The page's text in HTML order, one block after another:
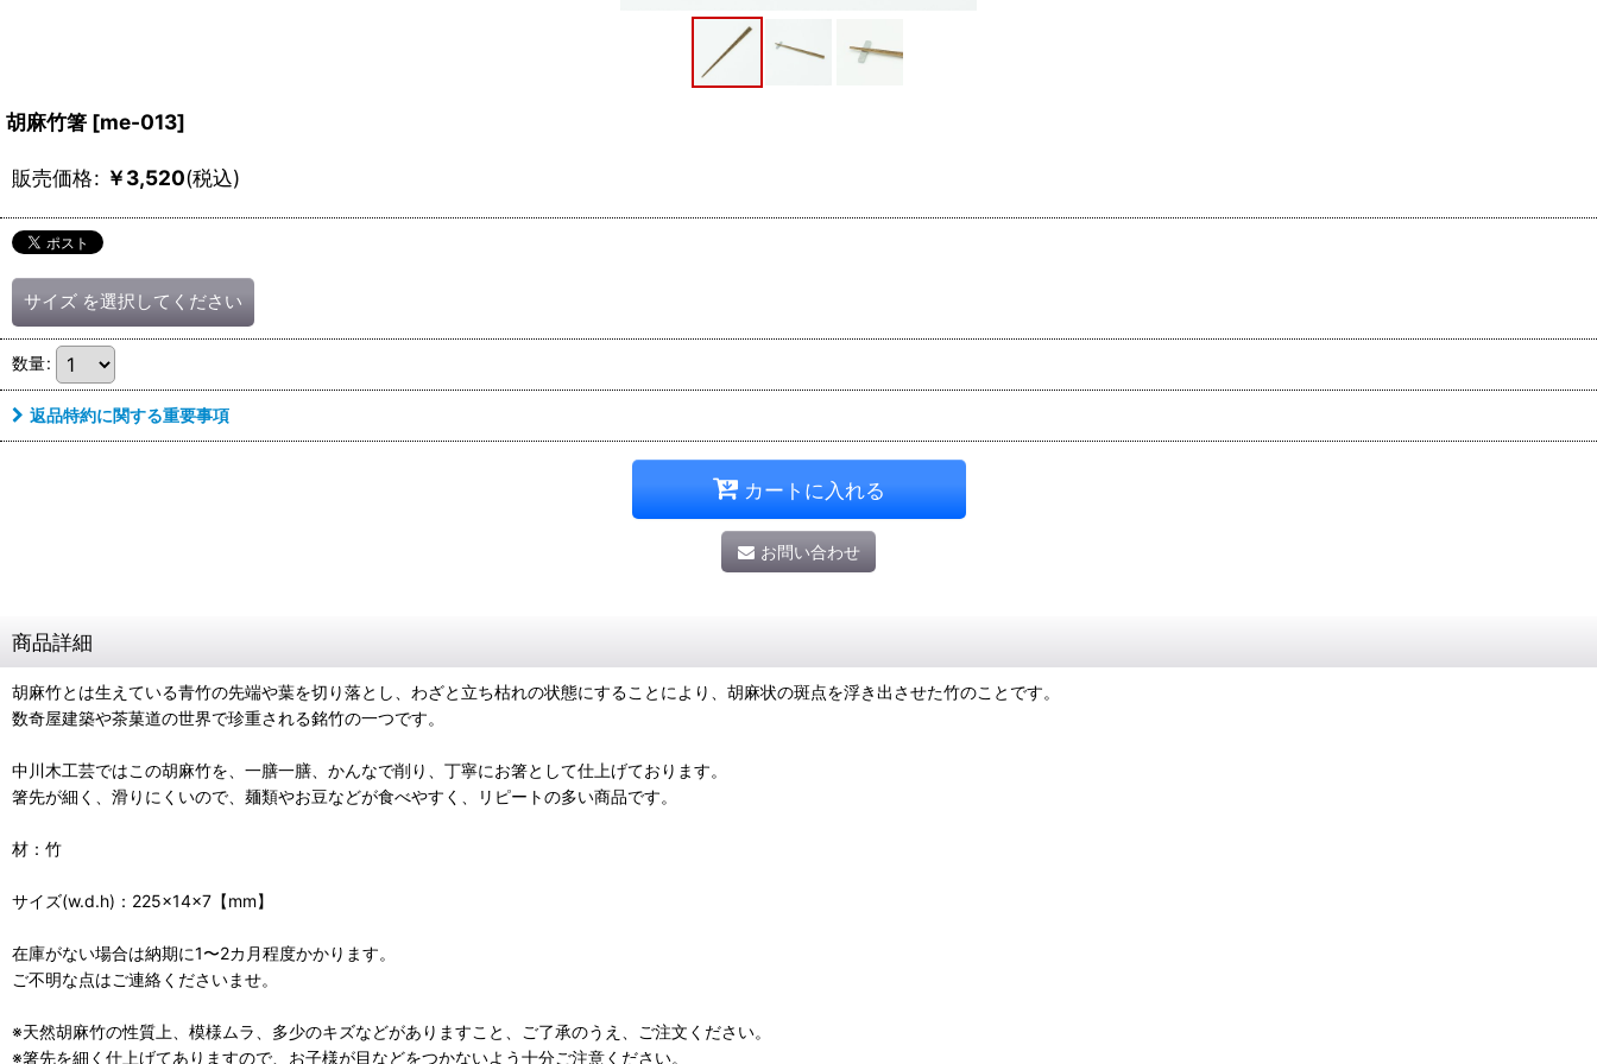
胡麻竹箸 [me-013]
販売価格: ￥3,520(税込)
サイズ を選択してください
数量:
返品特約に関する重要事項
カートに入れる
お問い合わせ
商品詳細
胡麻竹とは生えている青竹の先端や葉を切り落とし、わざと立ち枯れの状態にすることにより、胡麻状の斑点を浮き出させた竹のことです。
数奇屋建築や茶菓道の世界で珍重される銘竹の一つです。
中川木工芸ではこの胡麻竹を、一膳一膳、かんなで削り、丁寧にお箸として仕上げております。
箸先が細く、滑りにくいので、麺類やお豆などが食べやすく、リピートの多い商品です。
材：竹
サイズ(w.d.h)：225×14×7【mm】
在庫がない場合は納期に1〜2カ月程度かかります。
ご不明な点はご連絡くださいませ。
※天然胡麻竹の性質上、模様ムラ、多少のキズなどがありますこと、ご了承のうえ、ご注文ください。
※箸先を細く仕上げてありますので、お子様が目などをつかないよう十分ご注意ください。